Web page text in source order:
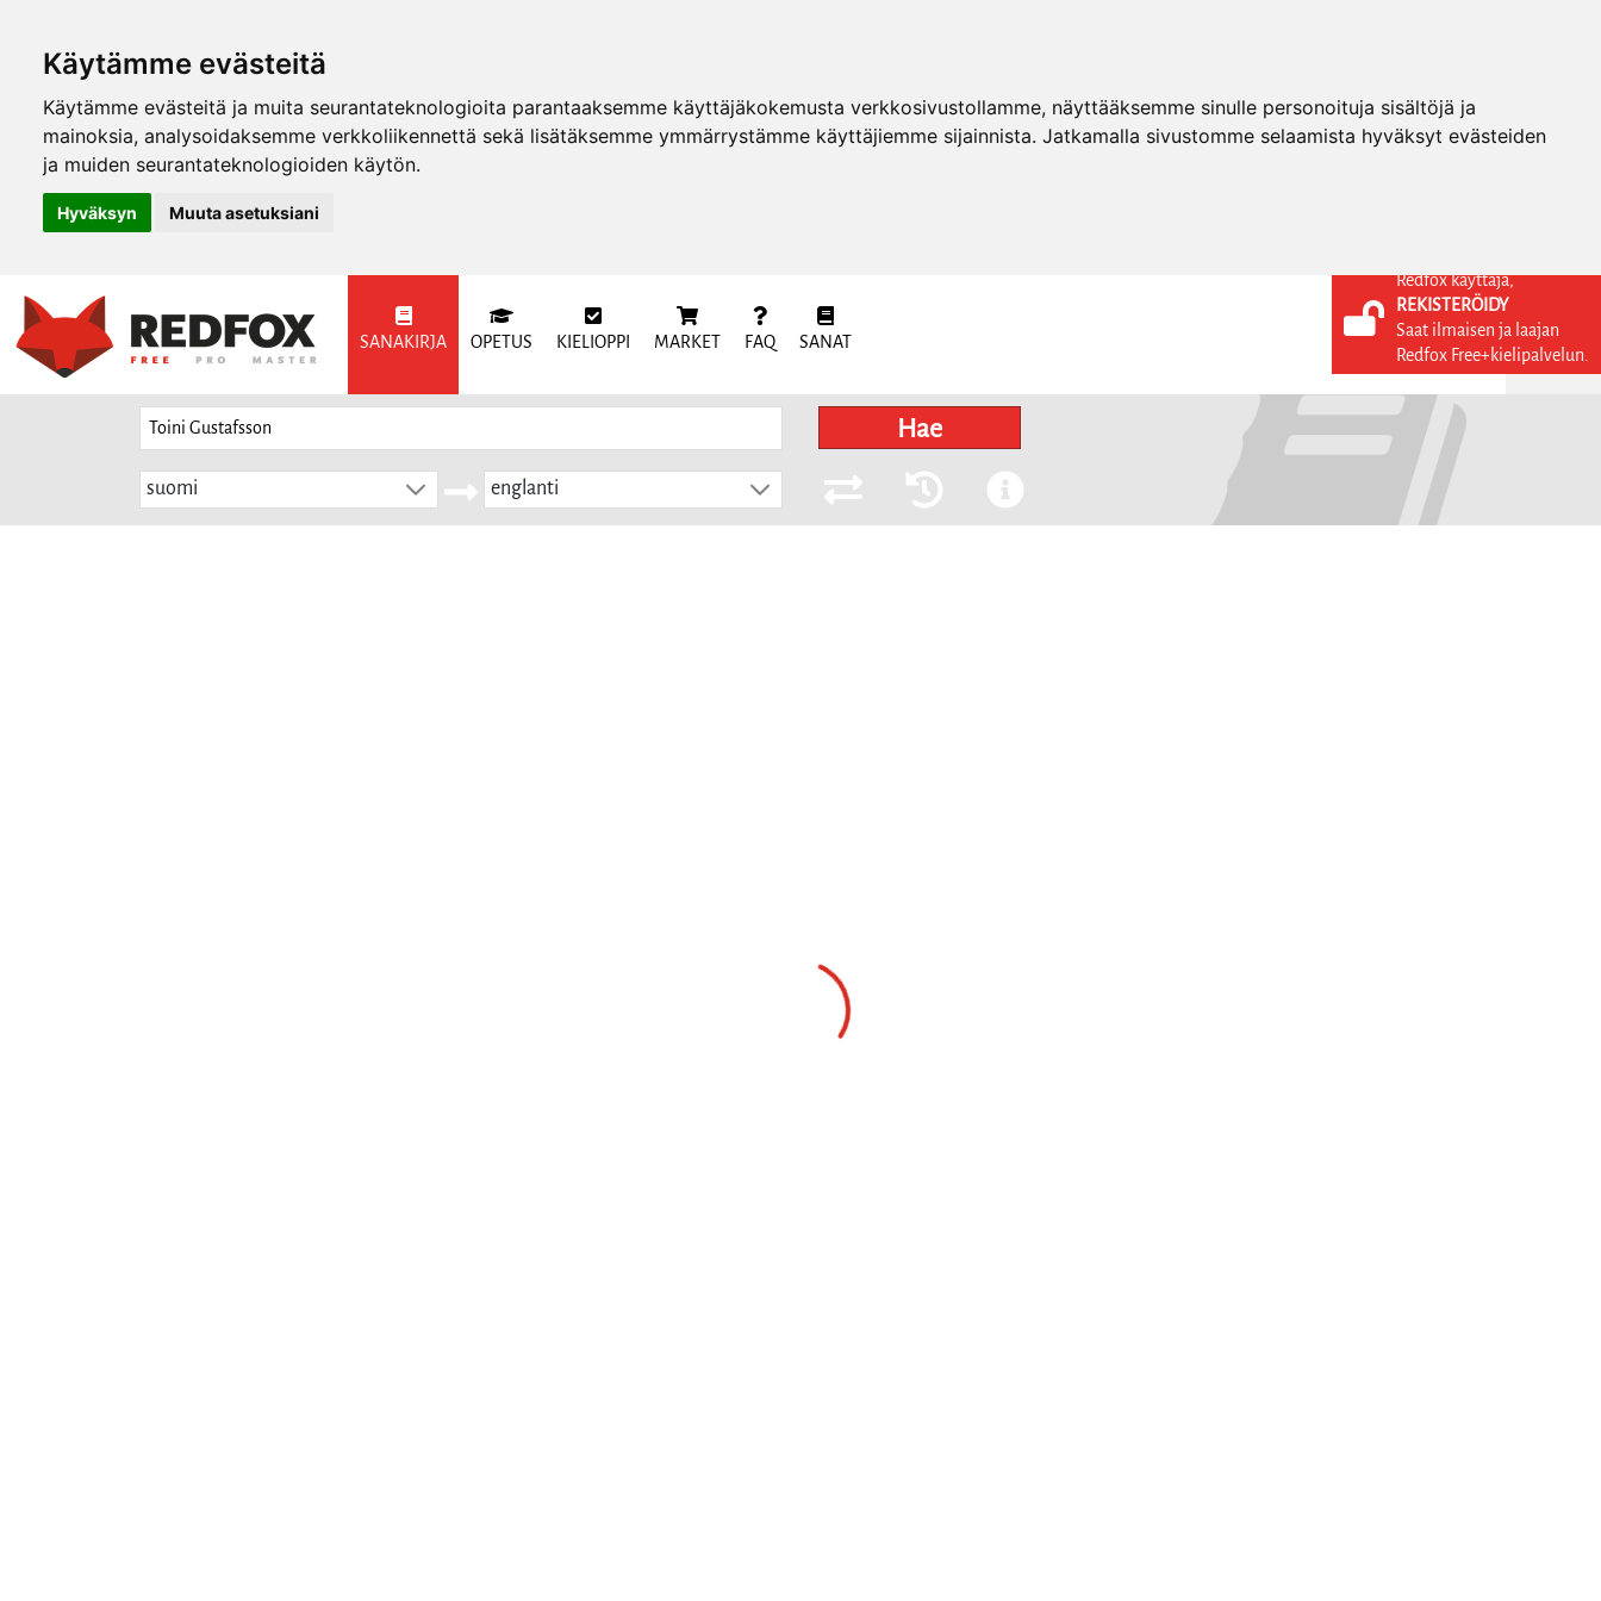
Käytämme evästeitä
Käytämme evästeitä ja muita seurantateknologioita parantaaksemme käyttäjäkokemusta verkkosivustollamme, näyttääksemme sinulle personoituja sisältöjä ja
mainoksia, analysoidaksemme verkkoliikennettä sekä lisätäksemme ymmärrystämme käyttäjiemme sijainnista. Jatkamalla sivustomme selaamista hyväksyt evästeiden
ja muiden seurantateknologioiden käytön.
Hyväksyn Muuta asetuksiani
SANAKIRJA OPETUS KIELIOPPI MARKET FAQ SANAT
KIRJAUDU SISÄÄN
REKISTERÖIDY
Hae
suomi englanti
Redfox käyttäjä,
REKISTERÖIDY
Saat ilmaisen ja laajan
Redfox Free+kielipalvelun.